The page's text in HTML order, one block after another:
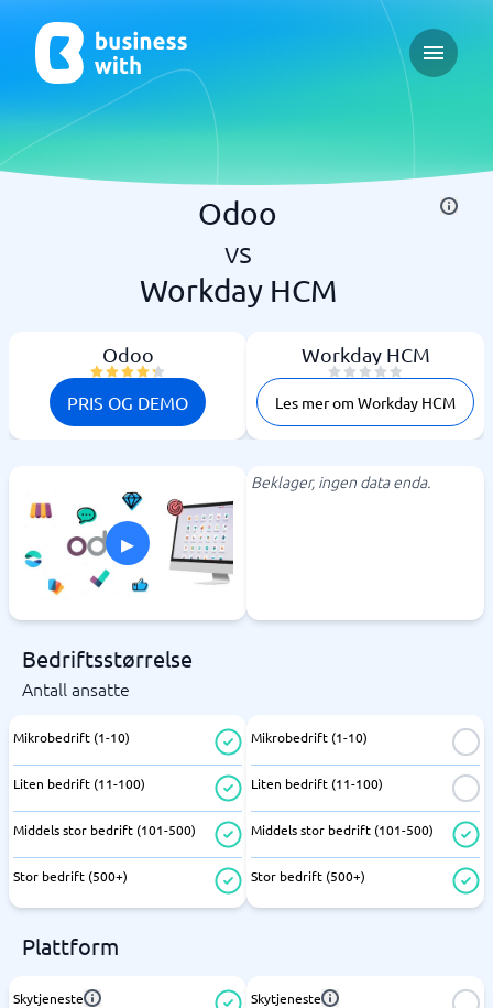
Open
Odoo
vs
Workday HCM
Odoo
PRIS OG DEMO
Workday HCM
Les mer om Workday HCM
▸
Beklager, ingen data enda.
Bedriftsstørrelse
Antall ansatte
Mikrobedrift (1-10)
Liten bedrift (11-100)
Middels stor bedrift (101-500)
Stor bedrift (500+)
Mikrobedrift (1-10)
Liten bedrift (11-100)
Middels stor bedrift (101-500)
Stor bedrift (500+)
Plattform
Skytjeneste Skytjeneste